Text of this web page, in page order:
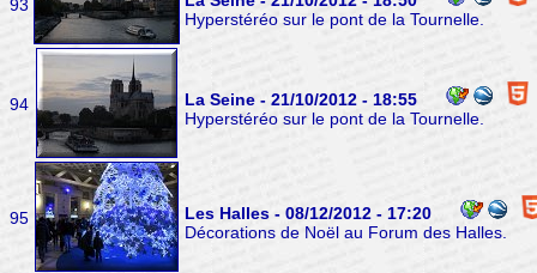
93
Hyperstéréo sur le pont de la Tournelle.
94
La Seine - 21/10/2012 - 18:55
Hyperstéréo sur le pont de la Tournelle.
95
Les Halles - 08/12/2012 - 17:20
Décorations de Noël au Forum des Halles.